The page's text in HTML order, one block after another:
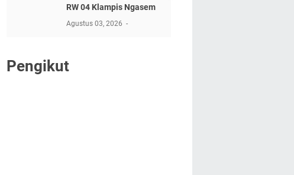
RW 04 Klampis Ngasem
Agustus 03, 2026
Pengikut